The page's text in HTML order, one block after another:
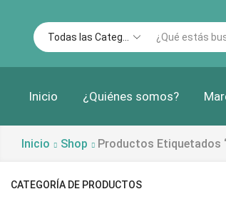
Inicio ¿Quiénes somos?
Inicio Shop Productos Etiquetados
CATEGORÍA DE PRODUCTOS